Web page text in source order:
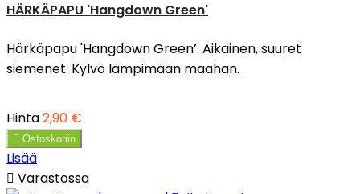
HÄRKÄPAPU 'Hangdown Green'
Härkäpapu 'Hangdown Green’. Aikainen, suuret
siemenet. Kylvö lämpimään maahan.
Hinta2,90 €
 Ostoskoriin
Lisää
 Varastossa